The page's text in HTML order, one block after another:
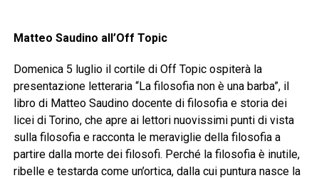
Matteo Saudino all’Off Topic
Domenica 5 luglio il cortile di Off Topic ospiterà la
presentazione letteraria “La filosofia non è una barba”, il
libro di Matteo Saudino docente di filosofia e storia dei
licei di Torino, che apre ai lettori nuovissimi punti di vista
sulla filosofia e racconta le meraviglie della filosofia a
partire dalla morte dei filosofi. Perché la filosofia è inutile,
ribelle e testarda come un’ortica, dalla cui puntura nasce la